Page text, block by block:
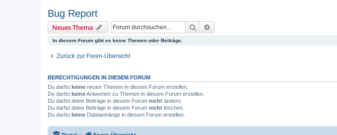
Bug Report
Neues Thema Suche
In diesem Forum gibt es keine Themen oder Beiträge.
Zurück zur Foren-Übersicht
BERECHTIGUNGEN IN DIESEM FORUM
Du darfst keine neuen Themen in diesem Forum erstellen.
Du darfst keineAntworten zu Themen in diesem Forum erstellen.
Du darfst deine Beiträge in diesem Forum nicht ändern.
Du darfst deine Beiträge in diesem Forum nicht löschen.
Du darfst keine Dateianhänge in diesem Forum erstellen.